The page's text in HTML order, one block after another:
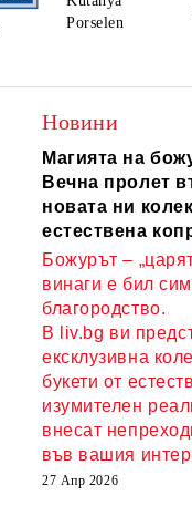
Porselen
Новини
Магията на
Вечна пролет
новата ни
естествена
Божурът –
винаги е бил
благородство.
В liv.bg ви
ексклузивна
букети от
изумителен
внесат
във вашия
27 Апр 2026